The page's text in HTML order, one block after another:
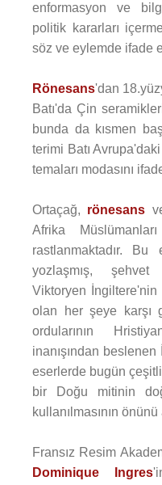
enformasyon ve
politik kararları
söz ve eylemde ifade
Rönesans'dan
Batı'da Çin
bunda da kısmen
terimi Batı
temaları modasını
Ortaçağ, rönesans
Afrika
rastlanmaktadır.
yozlaşmış, şehvet
Viktoryen İngiltere'nin
olan her şeye karşı
ordularının
inanışından
eserlerde bugün
bir Doğu mitinin
kullanılmasının önünü
Fransız Resim
Dominique Ingres